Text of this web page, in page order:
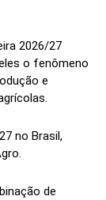
2026/27
o fenômeno
e
no Brasil,
de